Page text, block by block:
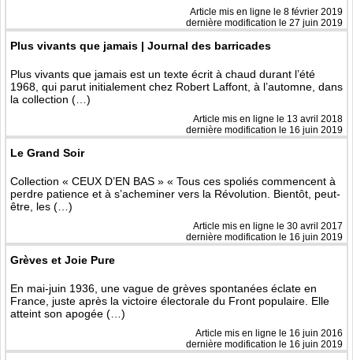
Article mis en ligne le 8 février 2019
dernière modification le 27 juin 2019
Plus vivants que jamais | Journal des barricades
Plus vivants que jamais est un texte écrit à chaud durant l’été
1968, qui parut initialement chez Robert Laffont, à l’automne, dans
la collection (…)
Article mis en ligne le 13 avril 2018
dernière modification le 16 juin 2019
Le Grand Soir
Collection « CEUX D’EN BAS » « Tous ces spoliés commencent à
perdre patience et à s’acheminer vers la Révolution. Bientôt, peut-
être, les (…)
Article mis en ligne le 30 avril 2017
dernière modification le 16 juin 2019
Grèves et Joie Pure
En mai-juin 1936, une vague de grèves spontanées éclate en
France, juste après la victoire électorale du Front populaire. Elle
atteint son apogée (…)
Article mis en ligne le 16 juin 2016
dernière modification le 16 juin 2019